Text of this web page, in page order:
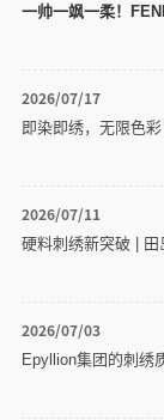
一帅一飒一柔！
2026/07/17
即染即绣，无限色
2026/07/11
硬料刺绣新突破 |
2026/07/03
Epyllion集团的刺绣